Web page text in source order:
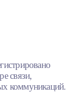
связи,
коммуникаций.